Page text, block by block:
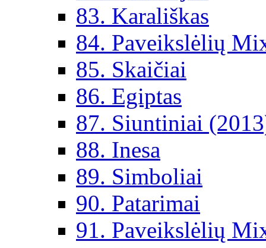
83. Karališkas
84. Paveikslėlių
85. Skaičiai
86. Egiptas
87. Siuntiniai
88. Inesa
89. Simboliai
90. Patarimai
91. Paveikslėlių